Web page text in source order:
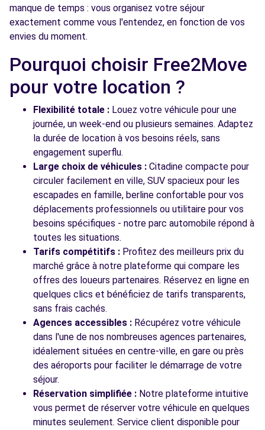
Voir l'agence
- FONTENAY-AUX-ROSES (C)
km
98 RUE BOUCICAUT
FONTENAY-AUX-ROSES, 92260
Voir l'agence
Voir toutes les agences
manque de temps : vous organisez votre séjour
exactement comme vous l'entendez, en fonction de vos
envies du moment.
Pourquoi choisir Free2Move
pour votre location ?
Flexibilité totale : Louez votre véhicule pour une
journée, un week-end ou plusieurs semaines. Adaptez
la durée de location à vos besoins réels, sans
engagement superflu.
Large choix de véhicules : Citadine compacte pour
circuler facilement en ville, SUV spacieux pour les
escapades en famille, berline confortable pour vos
déplacements professionnels ou utilitaire pour vos
besoins spécifiques - notre parc automobile répond à
toutes les situations.
Tarifs compétitifs : Profitez des meilleurs prix du
marché grâce à notre plateforme qui compare les
offres des loueurs partenaires. Réservez en ligne en
quelques clics et bénéficiez de tarifs transparents,
sans frais cachés.
Agences accessibles : Récupérez votre véhicule
dans l'une de nos nombreuses agences partenaires,
idéalement situées en centre-ville, en gare ou près
des aéroports pour faciliter le démarrage de votre
séjour.
Réservation simplifiée : Notre plateforme intuitive
vous permet de réserver votre véhicule en quelques
minutes seulement. Service client disponible pour